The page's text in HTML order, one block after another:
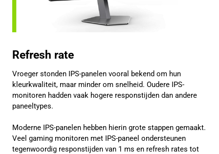
Refresh rate
Vroeger stonden IPS-panelen vooral bekend om hun
kleurkwaliteit, maar minder om snelheid. Oudere IPS-
monitoren hadden vaak hogere responstijden dan andere
paneeltypes.
Moderne IPS-panelen hebben hierin grote stappen gemaakt.
Veel gaming monitoren met IPS-paneel ondersteunen
tegenwoordig responstijden van 1 ms en refresh rates tot